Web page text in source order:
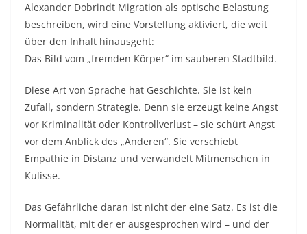
Alexander Dobrindt Migration als optische Belastung
beschreiben, wird eine Vorstellung aktiviert, die weit
über den Inhalt hinausgeht:
Das Bild vom „fremden Körper“ im sauberen Stadtbild.
Diese Art von Sprache hat Geschichte. Sie ist kein
Zufall, sondern Strategie. Denn sie erzeugt keine Angst
vor Kriminalität oder Kontrollverlust – sie schürt Angst
vor dem Anblick des „Anderen“. Sie verschiebt
Empathie in Distanz und verwandelt Mitmenschen in
Kulisse.
Das Gefährliche daran ist nicht der eine Satz. Es ist die
Normalität, mit der er ausgesprochen wird – und der